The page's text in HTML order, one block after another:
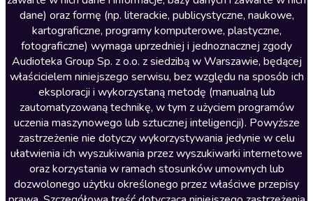
Literatura piękna polska
Nagrania relaksacyjne
Nauka języków
Nauki humanistyczne
Podcasty i audycje
Polityka
Prasa
Religia
dane) oraz formę (np. literackie, publicystyczne, naukowe,
kartograficzne, programy komputerowe, plastyczne,
fotograficzne) wymaga uprzedniej i jednoznacznej zgody
Audioteka Group Sp. z o.o. z siedzibą w Warszawie, będącej
właścicielem niniejszego serwisu, bez względu na sposób ich
eksploracji i wykorzystaną metodę (manualną lub
zautomatyzowaną technikę, w tym z użyciem programów
uczenia maszynowego lub sztucznej inteligencji). Powyższe
zastrzeżenie nie dotyczy wykorzystywania jedynie w celu
ułatwienia ich wyszukiwania przez wyszukiwarki internetowe
oraz korzystania w ramach stosunków umownych lub
dozwolonego użytku określonego przez właściwe przepisy